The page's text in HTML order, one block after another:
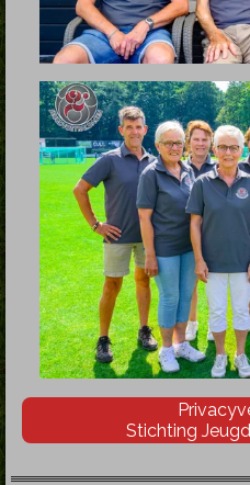
Stichting